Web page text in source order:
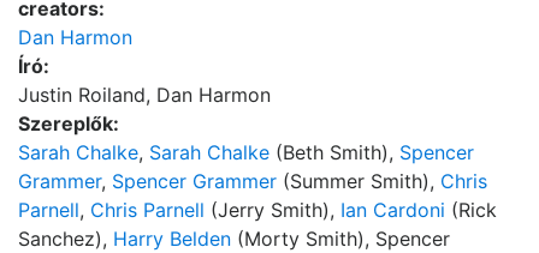
creators:
Dan Harmon
Író:
Justin Roiland, Dan Harmon
Szereplők:
Sarah Chalke, Sarah Chalke (Beth Smith), Spencer
Grammer, Spencer Grammer (Summer Smith), Chris
Parnell, Chris Parnell (Jerry Smith), Ian Cardoni (Rick
Sanchez), Harry Belden (Morty Smith), Spencer